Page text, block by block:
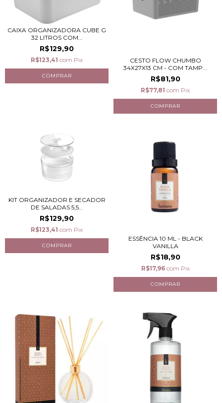
CAIXA ORGANIZADORA CUBE G
32 LITROS COM...
R$129,90
R$123,41 com Pix
CESTO FLOW CHUMBO
34X27X13 CM - COM TAMP...
R$81,90
R$77,81 com Pix
KIT ORGANIZADOR E SECADOR
DE SALADAS 5,5...
R$129,90
R$123,41 com Pix
ESSÊNCIA 10 ML - BLACK
VANILLA
R$18,90
R$17,96 com Pix